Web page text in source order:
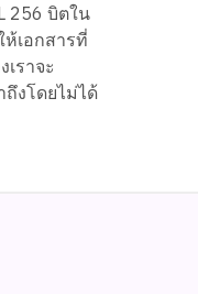
256 บิตใน
เอกสารที่
ราจะ
งโดยไม่ได้